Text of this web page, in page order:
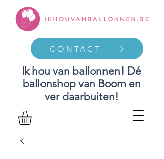
Ik hou van ballonnen! Dé
ballonshop van Boom en
ver daarbuiten!
CONTACT